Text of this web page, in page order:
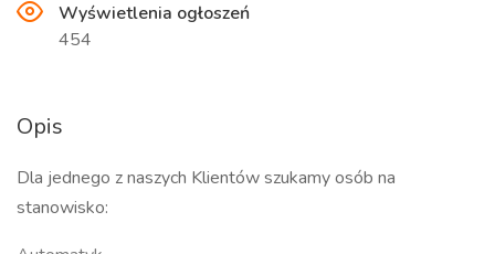
Wyświetlenia ogłoszeń
454
Opis
Dla jednego z naszych Klientów szukamy osób na
stanowisko: